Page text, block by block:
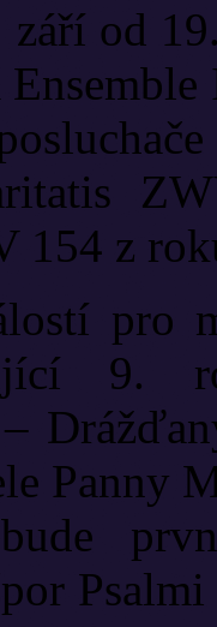
září od
154 z
pro
9.
Panny